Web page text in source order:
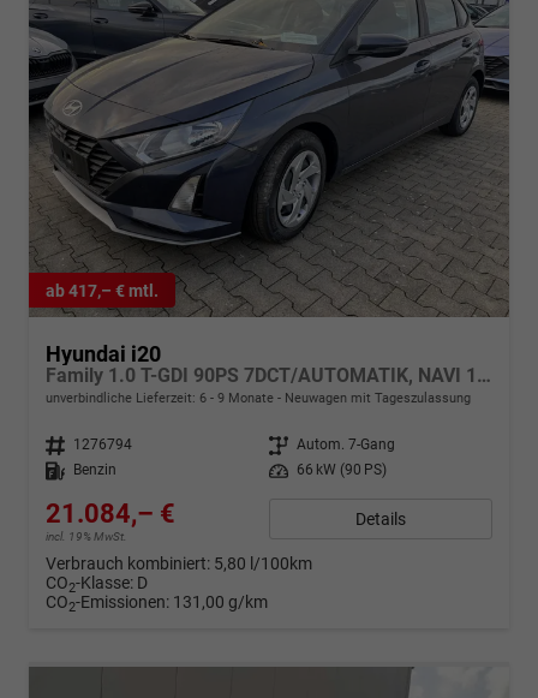
ab 417,– € mtl.
Hyundai i20
Family 1.0 T-GDI 90PS 7DCT/AUTOMATIK, NAVI 10,25", Winter-Pack: Sitzheizung + Lenkradheizung, 16" ALU, Klimaautomatik, Privacy-Glas, Parksensoren hinten, Rückfahrkamera, Tempomat, Lederlenkrad, Reserverad, Alarm, Armlehne
unverbindliche Lieferzeit: 6 - 9 Monate Neuwagen mit Tageszulassung
Fahrzeugnr. 1276794 Getriebe Autom. 7-Gang
Kraftstoff
Benzin Leistung 66 kW (90 PS)
21.084,– €
incl. 19% MwSt.
Details
Verbrauch kombiniert: 5,80 l/100km
CO2-Klasse: D
CO2-Emissionen: 131,00 g/km